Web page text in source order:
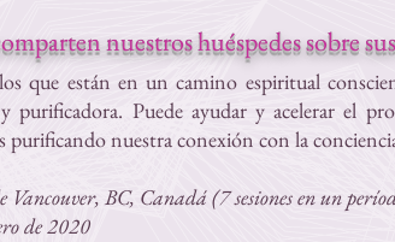
nuestros huéspedes sobre
que están en un camino espiritual
purificadora. Puede ayudar y acelerar el
purificando nuestra conexión con la
Vancouver, BC, Canadá (7 sesiones en un
de 2020